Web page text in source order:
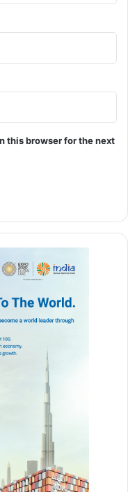
बच्चों की
एंड विल ने डिजाइन किया
पियाना, हर्मीज और डियोर
पियाना ने बनाए हैं। इतना ही
की हैं। दोनों बच्चों की
नैनी और खास नर्सेज को लाया
this browser for the next